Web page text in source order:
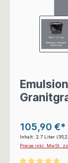
105,90 €*
Inhalt: 2.7 Liter
Preise inkl. MwSt.